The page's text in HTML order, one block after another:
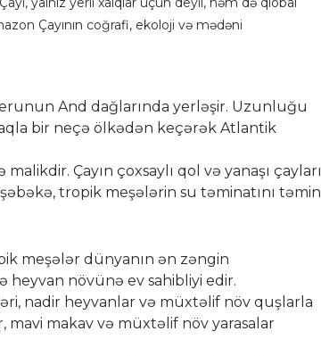
Çayının coğrafi, ekoloji və mədəni
And dağlarında yerləşir. Uzunluğu
bir neçə ölkədən keçərək Atlantik
Çayın çoxsaylı qol və yanaşı çayları
tropik meşələrin su təminatını təmin
meşələr dünyanın ən zəngin
heyvan növünə ev sahibliyi edir.
nadir heyvanlar və müxtəlif növ quşlarla
makav və müxtəlif növ yarasalar